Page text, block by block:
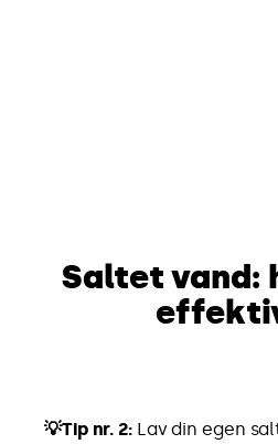
Saltet vand:
💡Tip nr. 2: Lav din egen